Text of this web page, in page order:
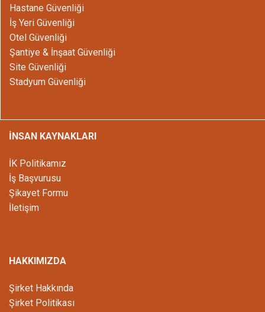
Hastane Güvenliği
İş Yeri Güvenliği
Otel Güvenliği
Şantiye & İnşaat Güvenliği
Site Güvenliği
Stadyum Güvenliği
İNSAN KAYNAKLARI
İK Politikamız
İş Başvurusu
Şikayet Formu
İletişim
HAKKIMIZDA
Şirket Hakkında
Şirket Politikası